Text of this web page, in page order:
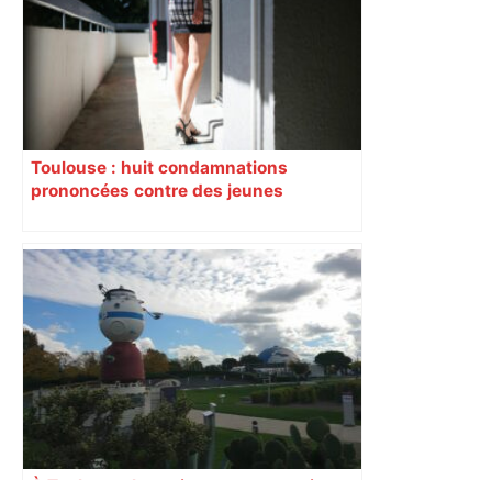
Toulouse : huit condamnations
prononcées contre des jeunes